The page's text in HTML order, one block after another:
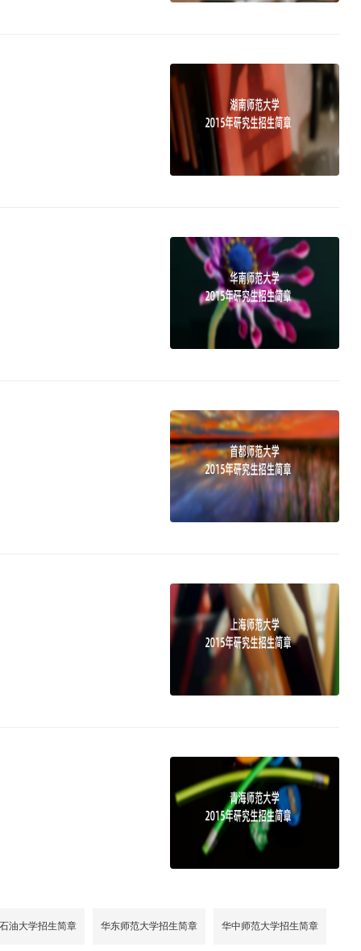
油大学招生简章 华东师范大学招生简章 华中师范大学招生简章